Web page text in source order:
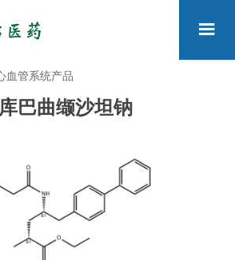

血管系统产品
巴曲缬沙坦钠